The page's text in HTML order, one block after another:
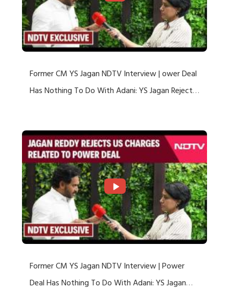
Former CM YS Jagan NDTV Interview | ower Deal
Has Nothing To Do With Adani: YS Jagan Rejects
Former CM YS Jagan NDTV Interview | Power
Deal Has Nothing To Do With Adani: YS Jagan